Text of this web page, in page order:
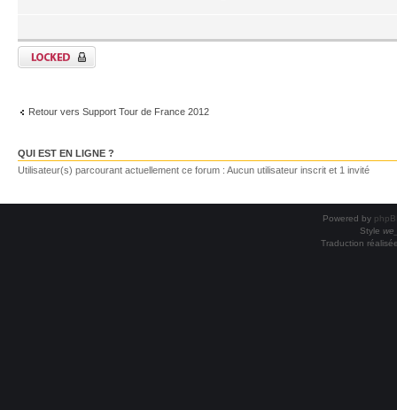
Retour vers Support Tour de France 2012
QUI EST EN LIGNE ?
Utilisateur(s) parcourant actuellement ce forum : Aucun utilisateur inscrit et 1 invité
Powered by
Style
Traduction